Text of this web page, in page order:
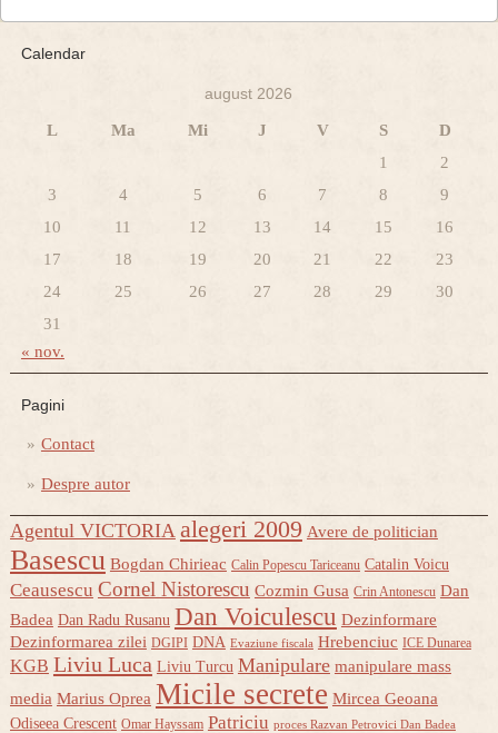
Calendar
august 2026
L Ma Mi J V S
D
1
2
3
4 5 6 7 8
9
10
11 12 13 14 15
16
17
18 19 20 21 22
23
24
25 26 27 28 29
30
31
« nov.
Pagini
Contact
Despre autor
Agentul VICTORIA alegeri 2009 Avere de politician
Basescu Bogdan Chirieac Calin Popescu Tariceanu Catalin Voicu
Ceausescu Cornel Nistorescu Cozmin Gusa Crin Antonescu Dan
Badea Dan Radu Rusanu Dan Voiculescu Dezinformare
Dezinformarea zilei DGIPI DNA Evaziune fiscala Hrebenciuc ICE Dunarea
KGB Liviu Luca Liviu Turcu Manipulare manipulare mass
media Marius Oprea Micile secrete Mircea Geoana
Odiseea Crescent Omar Hayssam Patriciu proces Razvan Petrovici Dan Badea